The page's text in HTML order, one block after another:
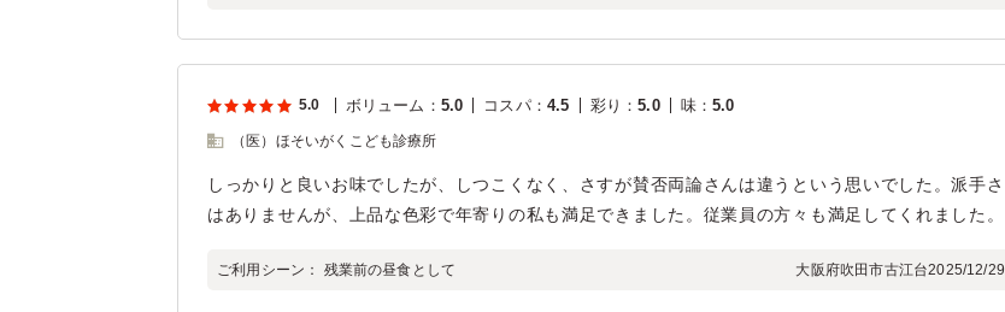
5.0 ボリューム ： 5.0 コスパ： 4.5 彩り ：5.0 味：5.0
（医）ほそいがくこども診療所
しっかりと良いお味でしたが、しつこくなく、さすが賛否両論さんは違うという思いでした。派手さ
はありませんが、上品な色彩で年寄りの私も満足できました。従業員の方々も満足してくれました。
ご利用シーン： 残業前の昼食として 大阪府吹田市古江台2025/12/29